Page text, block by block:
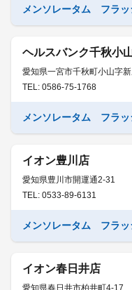
メンソレータム フラ
ヘルスバンク千秋小
愛知県一宮市千秋町小山字
TEL: 0586-75-1768
メンソレータム フラ
イオン豊川店
愛知県豊川市開運通2-31
TEL: 0533-89-6131
メンソレータム フラ
イオン春日井店
愛知県春日井市柏井町4-17